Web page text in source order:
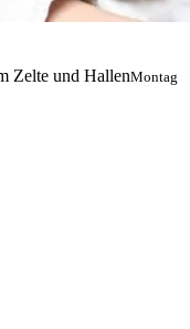
Zelte und HallenMontag